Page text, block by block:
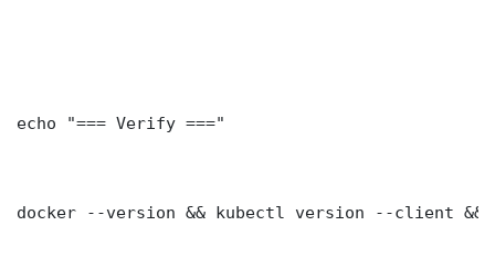
echo "=== Verify ==="
docker --version && kubectl version --client &&